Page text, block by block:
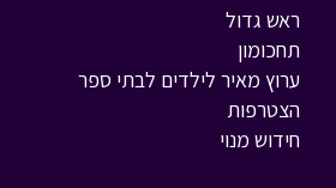
ראש גדול
תחכומון
ערוץ מאיר לילדים לבתי ספר
הצטרפות
חידוש מנוי